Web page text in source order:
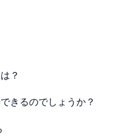
？
きるのでしょうか？